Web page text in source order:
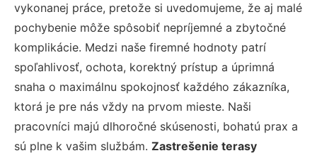
vykonanej práce, pretože si uvedomujeme, že aj malé
pochybenie môže spôsobiť nepríjemné a zbytočné
komplikácie. Medzi naše firemné hodnoty patrí
spoľahlivosť, ochota, korektný prístup a úprimná
snaha o maximálnu spokojnosť každého zákazníka,
ktorá je pre nás vždy na prvom mieste. Naši
pracovníci majú dlhoročné skúsenosti, bohatú prax a
sú plne k vašim službám. Zastrešenie terasy